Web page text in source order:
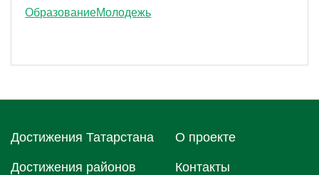
ОбразованиеМолодежь
Достижения Татарстана
Достижения районов
О проектe
Контакты